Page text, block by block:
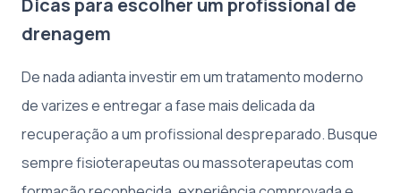
drenagem
De nada adianta investir em um tratamento moderno
de varizes e entregar a fase mais delicada da
recuperação a um profissional despreparado. Busque
sempre fisioterapeutas ou massoterapeutas com